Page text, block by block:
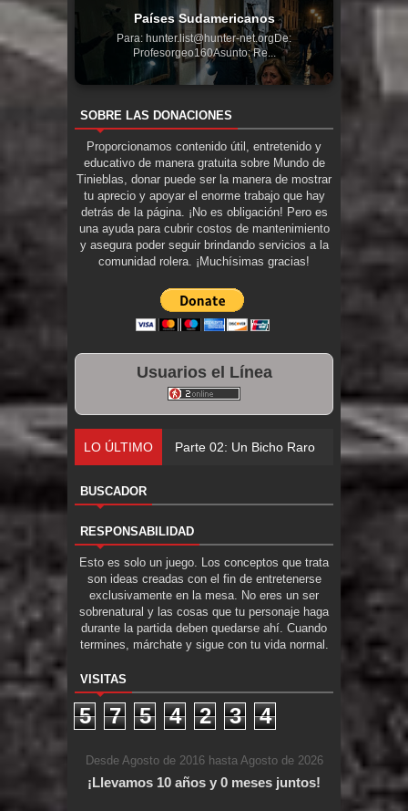
Países Sudamericanos
Para: hunter.list@hunter-net.orgDe:
Profesorgeo160Asunto: Re...
SOBRE LAS DONACIONES
Proporcionamos contenido útil, entretenido y
educativo de manera gratuita sobre Mundo de
Tinieblas, donar puede ser la manera de mostrar
tu aprecio y apoyar el enorme trabajo que hay
detrás de la página. ¡No es obligación! Pero es
una ayuda para cubrir costos de mantenimiento
y asegura poder seguir brindando servicios a la
comunidad rolera. ¡Muchísimas gracias!
Usuarios el Línea
LO ÚLTIMO Parte 02: Un Bicho Raro
BUSCADOR
RESPONSABILIDAD
Esto es solo un juego. Los conceptos que trata
son ideas creadas con el fin de entretenerse
exclusivamente en la mesa. No eres un ser
sobrenatural y las cosas que tu personaje haga
durante la partida deben quedarse ahí. Cuando
termines, márchate y sigue con tu vida normal.
VISITAS
5 7 5 4 2 3 4
Desde Agosto de 2016 hasta Agosto de 2026
¡Llevamos 10 años y 0 meses juntos!